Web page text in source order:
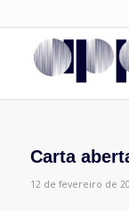
Carta
12 de fevereiro de